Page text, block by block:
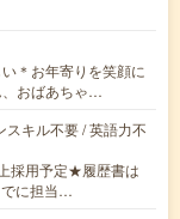
＊お年寄りを笑顔に
、おばあちゃ…
スキル不要 / 英語力不
採用予定★履歴書は
に担当…